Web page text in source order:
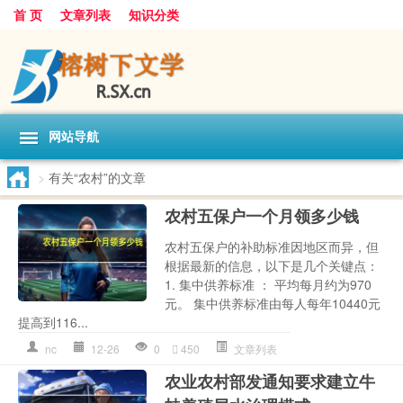
首 页 文章列表 知识分类
网站导航
> 有关“农村”的文章
农村五保户一个月领多少钱
农村五保户的补助标准因地区而异，但
根据最新的信息，以下是几个关键点：
1. 集中供养标准 ： 平均每月约为970
元。 集中供养标准由每人每年10440元
提高到116...
nc 12-26 0 450 文章列表
农业农村部发通知要求建立牛